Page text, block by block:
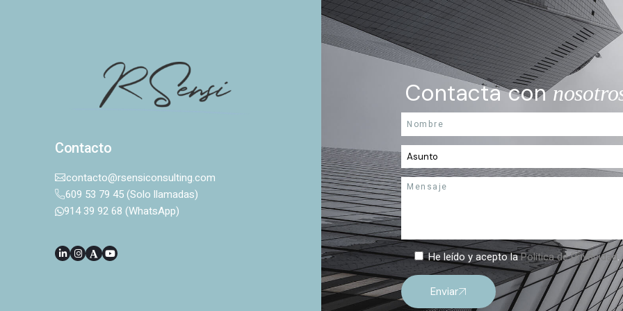
Contacto
contacto@rsensiconsulting.com
609 53 79 45 (Solo llamadas)
914 39 92 68 (WhatsApp)
Contacta con
He leído y acepto laPolítica de Privacidad.
Enviar